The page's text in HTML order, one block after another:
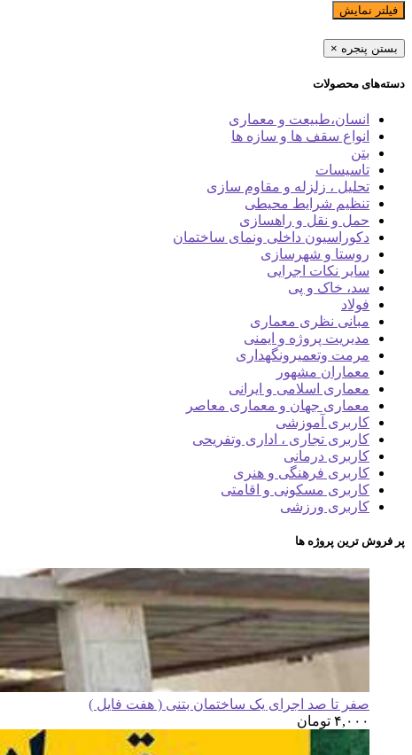
فیلتر نمایش
بستن پنجره ×
دسته‌های محصولات
انسان،طبیعت و معماری
انواع سقف ها و سازه ها
بتن
تاسیسات
تحلیل ، زلزله و مقاوم سازی
تنظیم شرایط محیطی
حمل و نقل و راهسازی
دکوراسیون داخلی ونمای ساختمان
روستا و شهرسازی
سایر نکات اجرایی
سد، خاک و پی
فولاد
مبانی نظری معماری
مدیریت پروژه و ایمنی
مرمت وتعمیرونگهداری
معماران مشهور
معماری اسلامی و ایرانی
معماری جهان و معماری معاصر
کاربری آموزشی
کاربری تجاری ، اداری وتفریحی
کاربری درمانی
کاربری فرهنگی و هنری
کاربری مسکونی و اقامتی
کاربری ورزشی
پر فروش ترین پروژه ها
صفر تا صد اجرای یک ساختمان بتنی ( هفت فایل )
۴,۰۰۰ تومان